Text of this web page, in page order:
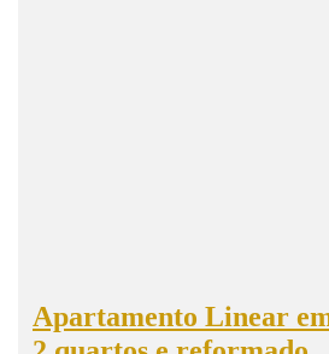
Apartamento Linear